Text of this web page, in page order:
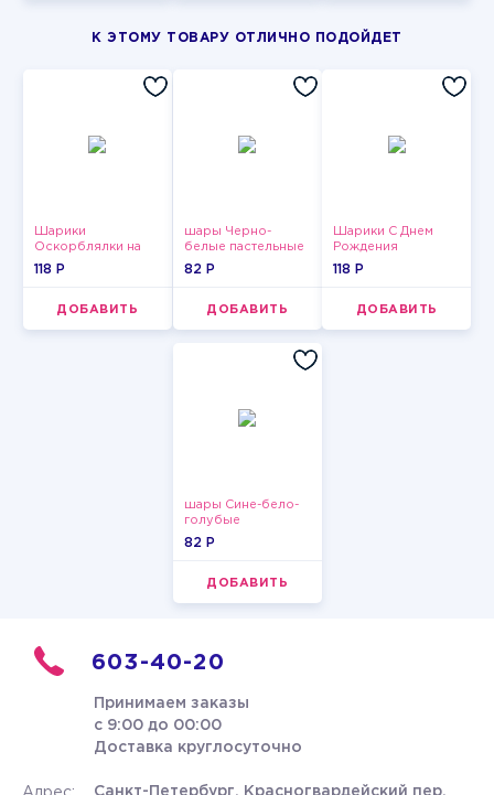
К ЭТОМУ ТОВАРУ ОТЛИЧНО ПОДОЙДЕТ
Шарики
Оскорблялки на
день рождения для
118 P
ДОБАВИТЬ
шары Черно-
белые пастельные
82 P
ДОБАВИТЬ
Шарики С Днем
Рождения
118 P
ДОБАВИТЬ
шары Сине-бело-
голубые
пастельные
82 P
ДОБАВИТЬ
603-40-20
Принимаем заказы
с 9:00 до 00:00
Доставка круглосуточно
Санкт-Петербург, Красногвардейский пер.